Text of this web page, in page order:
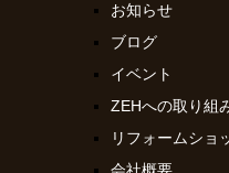
お知らせ
ブログ
イベント
ZEHへの取り組
リフォームショ